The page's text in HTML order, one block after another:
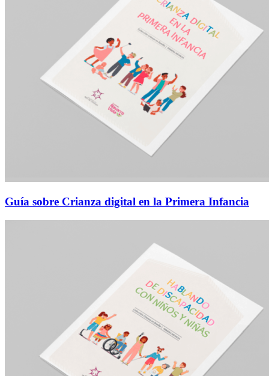
Guía sobre Crianza digital en la Primera Infancia